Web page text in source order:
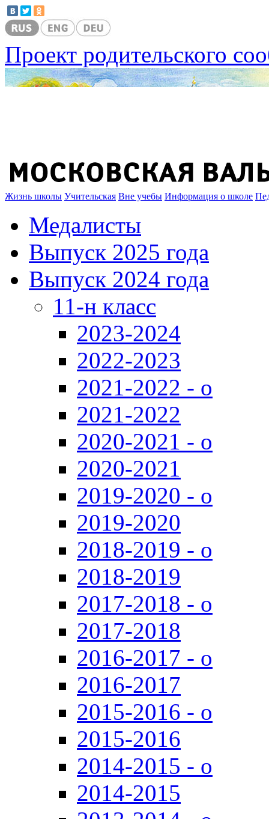
Проект родительского
Жизнь школы Учительская Вне учебы Информация о школе
Медалисты
Выпуск 2025 года
Выпуск 2024 года
11-н класс
2023-2024
2022-2023
2021-2022 - о
2021-2022
2020-2021 - о
2020-2021
2019-2020 - о
2019-2020
2018-2019 - о
2018-2019
2017-2018 - о
2017-2018
2016-2017 - о
2016-2017
2015-2016 - о
2015-2016
2014-2015 - о
2014-2015